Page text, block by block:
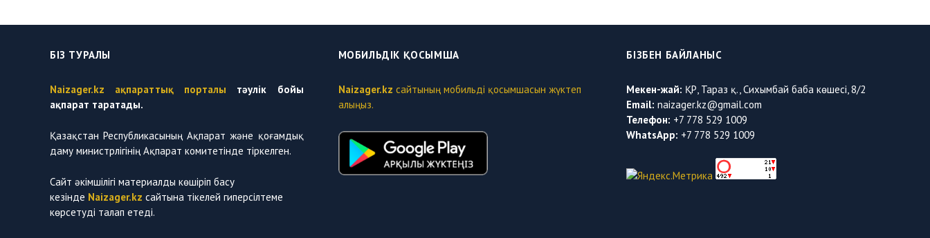
БІЗ ТУРАЛЫ
Naizager.kz ақпараттық порталы тәулік бойы
ақпарат таратады.
Қазақстан Республикасының Ақпарат және қоғамдық
даму министрлігінің Ақпарат комитетінде тіркелген.
Сайт әкімшілігі материалды көшіріп басу
кезінде Naizager.kz сайтына тікелей гиперсілтеме
көрсетуді талап етеді.
МОБИЛЬДІК ҚОСЫМША
Naizager.kz сайтының мобильді қосымшасын жүктеп
алыңыз.
БІЗБЕН БАЙЛАНЫС
Мекен-жай: ҚР, Тараз қ., Сихымбай баба көшесі, 8/2
Email: naizager.kz@gmail.com
Телефон: +7 778 529 1009
WhatsApp: +7 778 529 1009